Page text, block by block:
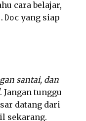
cara belajar,
.Doc yang siap
santai, dan
. Jangan tunggu
datang dari
sekarang.